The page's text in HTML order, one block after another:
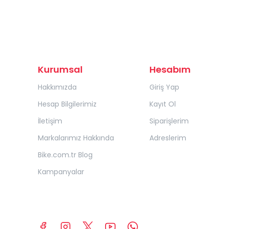
Kurumsal
Hakkımızda
Hesap Bilgilerimiz
İletişim
Markalarımız Hakkında
Bike.com.tr Blog
Kampanyalar
Hesabım
Giriş Yap
Kayıt Ol
Siparişlerim
Adreslerim